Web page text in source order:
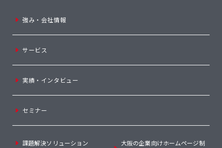
強み・会社情報
サービス
実績・インタビュー
セミナー
課題解決ソリューション 大阪の企業向けホームページ制